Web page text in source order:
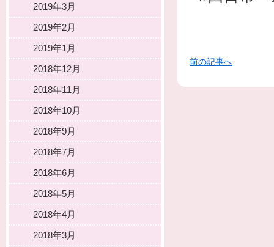
前の記事へ
2019年3月
2019年2月
2019年1月
2018年12月
2018年11月
2018年10月
2018年9月
2018年7月
2018年6月
2018年5月
2018年4月
2018年3月